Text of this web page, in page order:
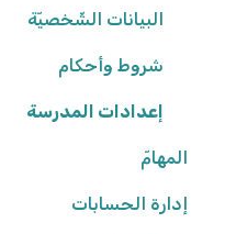
البيانات الشّخصيّة
شروط وأحكام
إعدادات المدرسة
المهامّ
البحث عن الموارد
إدارة الحسابات